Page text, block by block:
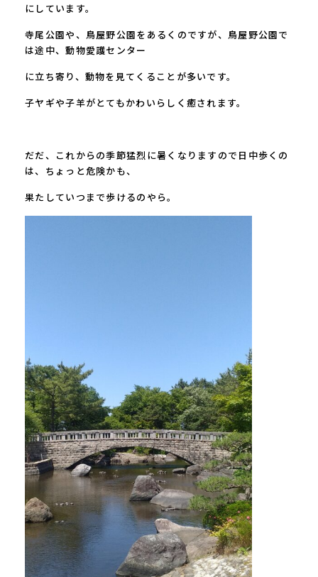
にしています。
寺尾公園や、鳥屋野公園をあるくのですが、鳥屋野公園で
は途中、動物愛護センター
に立ち寄り、動物を見てくることが多いです。
子ヤギや子羊がとてもかわいらしく癒されます。
だだ、これからの季節猛烈に暑くなりますので日中歩くの
は、ちょっと危険かも、
果たしていつまで歩けるのやら。